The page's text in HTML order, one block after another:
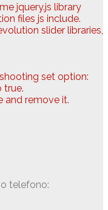
jquery.js library
files js include.
slider libraries,
set option:
true.
and remove it.
telefono: